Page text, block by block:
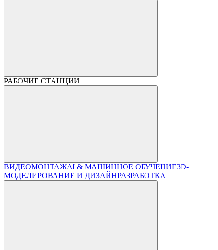
РАБОЧИЕ СТАНЦИИ
ВИДЕОМОНТАЖAI & МАШИННОЕ ОБУЧЕНИЕ3D-
МОДЕЛИРОВАНИЕ И ДИЗАЙНРАЗРАБОТКА